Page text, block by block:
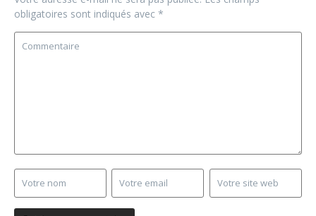
obligatoires sont indiqués avec *